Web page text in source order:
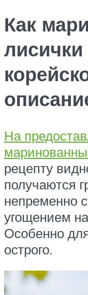
Как
На
рецепту
получаются
непременно
угощением
Особенно
острого.